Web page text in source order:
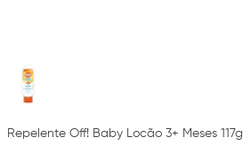
Repelente Off! Baby Locão 3+ Meses 117g